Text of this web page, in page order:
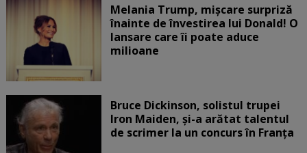
Melania Trump, mișcare surpriză
înainte de învestirea lui Donald! O
lansare care îi poate aduce
milioane
Bruce Dickinson, solistul trupei
Iron Maiden, şi-a arătat talentul
de scrimer la un concurs în Franţa